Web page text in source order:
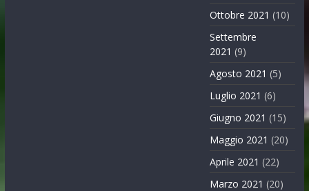
Ottobre 2021 (10)
Settembre
2021 (9)
Agosto 2021 (5)
Luglio 2021 (6)
Giugno 2021 (15)
Maggio 2021 (20)
Aprile 2021 (22)
Marzo 2021 (20)